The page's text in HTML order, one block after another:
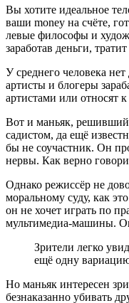
Вы хотите идеальное
ваши money на счёте,
левые философы и
заработав деньги,
У среднего человека
артисты и блогеры
артистами или относят
Вот и маньяк, решивший
садистом, да ещё
бы не соучастник. Он
нервы. Как верно
Однако режиссёр не
моральному суду, как
он не хочет играть по
мультимедиа-машины.
Зрители легко
ещё одну
Но маньяк интересен
безнаказанно убивать